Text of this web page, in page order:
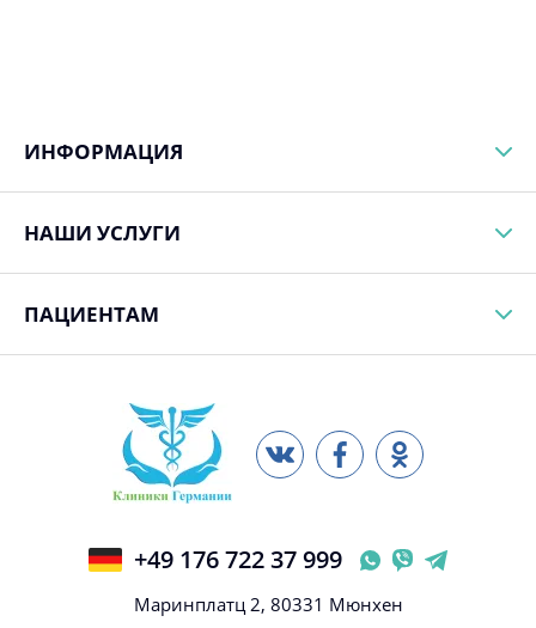
ИНФОРМАЦИЯ
НАШИ УСЛУГИ
ПАЦИЕНТАМ
+49 176 722 37 999
Маринплатц 2, 80331 Мюнхен